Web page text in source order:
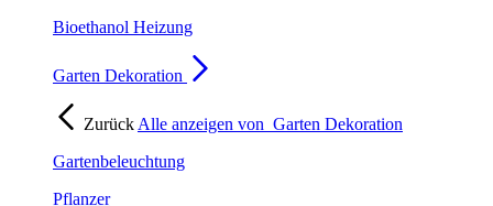
Bioethanol Heizung
Garten Dekoration
Zurück Alle anzeigen von Garten Dekoration
Gartenbeleuchtung
Pflanzer